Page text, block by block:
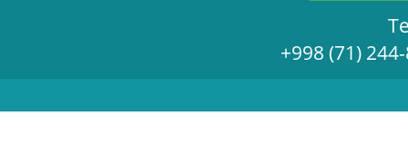
+998 (71)